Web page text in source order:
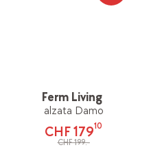
Ferm Living
alzata Damo
CHF 17910
CHF 199.-